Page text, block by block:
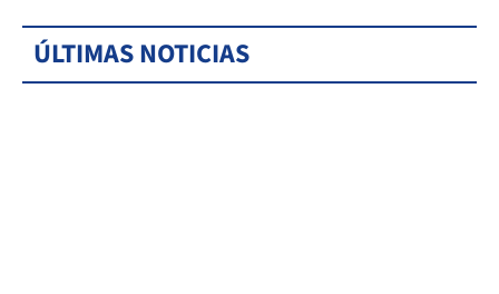
ÚLTIMAS NOTICIAS